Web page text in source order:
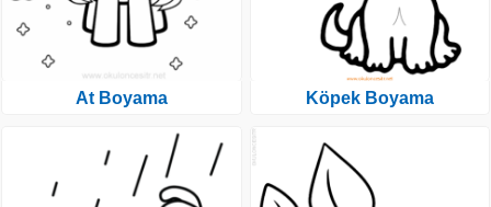
At Boyama Köpek Boyama